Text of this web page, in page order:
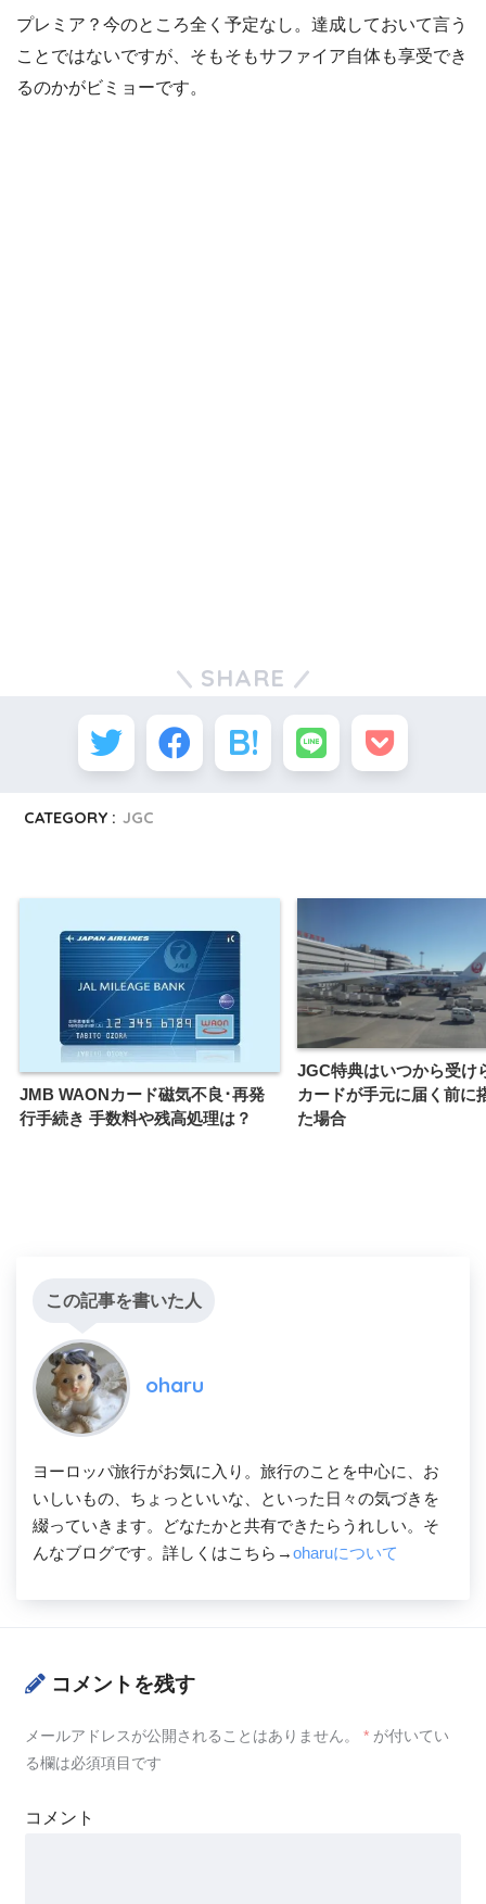
プレミア？今のところ全く予定なし。達成しておいて言う
ことではないですが、そもそもサファイア自体も享受でき
るのかがビミョーです。
SHARE
CATEGORY : JGC
JMB WAONカード磁気不良･再発
行手続き 手数料や残高処理は？
JGC特典はいつから受け
カードが手元に届く前に
た場合
この記事を書いた人
oharu
ヨーロッパ旅行がお気に入り。旅行のことを中心に、お
いしいもの、ちょっといいな、といった日々の気づきを
綴っていきます。どなたかと共有できたらうれしい。そ
んなブログです。詳しくはこちら→oharuについて
コメントを残す
メールアドレスが公開されることはありません。 * が付いてい
る欄は必須項目です
コメント